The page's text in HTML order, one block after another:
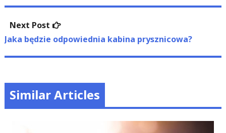
Next Post
Next
post:
Jaka będzie odpowiednia kabina prysznicowa?
Similar Articles